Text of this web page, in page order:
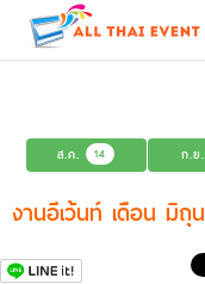
ส.ค. 14 ก.ย.
งานอีเว้นท์ เดือน มิถุ